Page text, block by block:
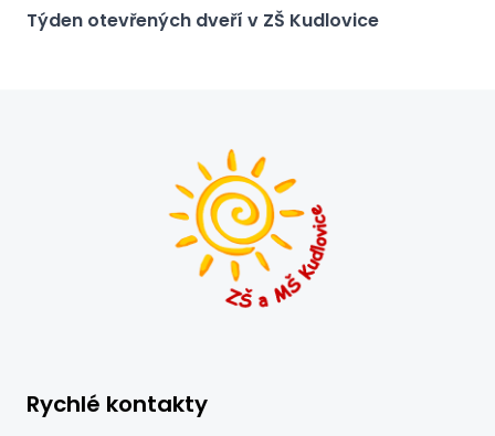
Týden otevřených dveří v ZŠ Kudlovice
Rychlé kontakty